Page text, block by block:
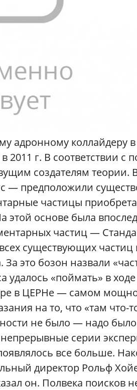
адронному коллайдеру
2011 г. В соответствии с
создателям теории.
— предположили
частицы
этой основе была
частиц —
существующих частиц
это бозон назвали
удалось «поймать» в ходе
в ЦЕРНе — самом
на то, что «там что-
не было — надо
непрерывные серии
все больше.
директор Рольф
он. Полвека поисков